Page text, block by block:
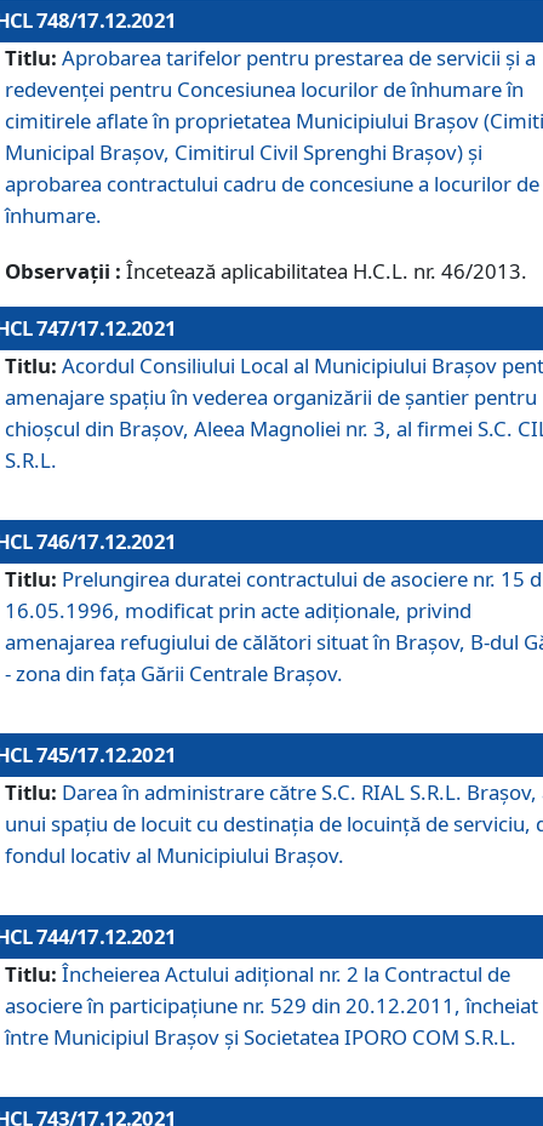
748/17.12.2021
Titlu: Aprobarea tarifelor pentru prestarea de servicii şi a
redevenţei pentru Concesiunea locurilor de înhumare în
cimitirele aflate în proprietatea Municipiului Braşov
Municipal Braşov, Cimitirul Civil Sprenghi Braşov) şi
aprobarea contractului cadru de concesiune a locurilor de
înhumare.
Observații : Încetează aplicabilitatea H.C.L. nr. 46/2013.
747/17.12.2021
Titlu: Acordul Consiliului Local al Municipiului Braşov
amenajare spațiu în vederea organizării de șantier pentru
chioșcul din Brașov, Aleea Magnoliei nr. 3, al firmei S.C.
S.R.L.
746/17.12.2021
Titlu: Prelungirea duratei contractului de asociere nr. 15
16.05.1996, modificat prin acte adiționale, privind
amenajarea refugiului de călători situat în Brașov, B-dul
- zona din faţa Gării Centrale Brașov.
745/17.12.2021
Titlu: Darea în administrare către S.C. RIAL S.R.L. Brașov,
unui spațiu de locuit cu destinația de locuință de serviciu,
fondul locativ al Municipiului Brașov.
744/17.12.2021
Titlu: Încheierea Actului adițional nr. 2 la Contractul de
asociere în participațiune nr. 529 din 20.12.2011, încheiat
între Municipiul Brașov și Societatea IPORO COM S.R.L.
743/17.12.2021